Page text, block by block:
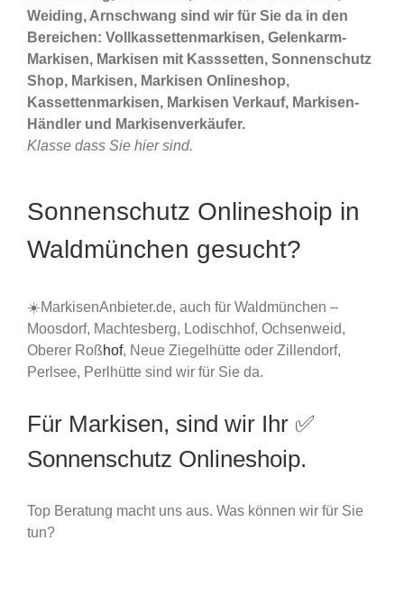
Weiding, Arnschwang sind wir für Sie da in den
Bereichen: Vollkassettenmarkisen, Gelenkarm-
Markisen, Markisen mit Kasssetten, Sonnenschutz
Shop, Markisen, Markisen Onlineshop,
Kassettenmarkisen, Markisen Verkauf, Markisen-
Händler und Markisenverkäufer.
Klasse dass Sie hier sind.
Sonnenschutz Onlineshoip in
Waldmünchen gesucht?
☀️MarkisenAnbieter.de, auch für Waldmünchen –
Moosdorf, Machtesberg, Lodischhof, Ochsenweid,
Oberer Roßhof, Neue Ziegelhütte oder Zillendorf,
Perlsee, Perlhütte sind wir für Sie da.
Für Markisen, sind wir Ihr ✅
Sonnenschutz Onlineshoip.
Top Beratung macht uns aus. Was können wir für Sie
tun?